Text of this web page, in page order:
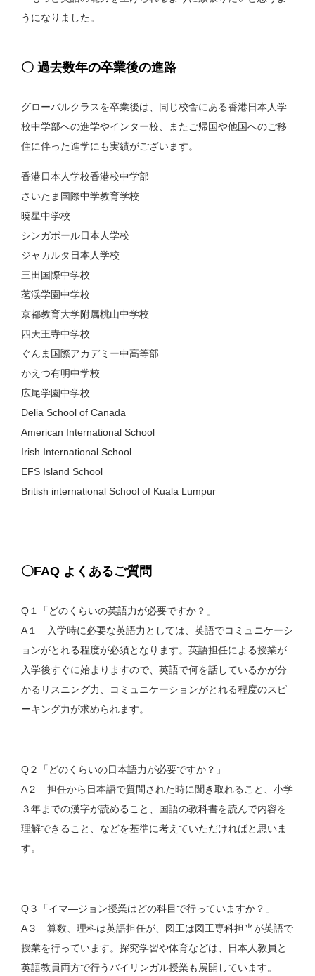
うになりました。
〇 過去数年の卒業後の進路
グローバルクラスを卒業後は、同じ校舎にある香港日本人学
校中学部への進学やインター校、またご帰国や他国へのご移
住に伴った進学にも実績がございます。
香港日本人学校香港校中学部
さいたま国際中学教育学校
暁星中学校
シンガポール日本人学校
ジャカルタ日本人学校
三田国際中学校
茗渓学園中学校
京都教育大学附属桃山中学校
四天王寺中学校
ぐんま国際アカデミー中高等部
かえつ有明中学校
広尾学園中学校
Delia School of Canada
American International School
Irish International School
EFS Island School
British international School of Kuala Lumpur
〇FAQ よくあるご質問
Q１「どのくらいの英語力が必要ですか？」
A１ 入学時に必要な英語力としては、英語でコミュニケーシ
ョンがとれる程度が必須となります。英語担任による授業が
入学後すぐに始まりますので、英語で何を話しているかが分
かるリスニング力、コミュニケーションがとれる程度のスピ
ーキング力が求められます。
Q２「どのくらいの日本語力が必要ですか？」
A２ 担任から日本語で質問された時に聞き取れること、小学
３年までの漢字が読めること、国語の教科書を読んで内容を
理解できること、などを基準に考えていただければと思いま
す。
Q３「イマ―ジョン授業はどの科目で行っていますか？」
A３ 算数、理科は英語担任が、図工は図工専科担当が英語で
授業を行っています。探究学習や体育などは、日本人教員と
英語教員両方で行うバイリンガル授業も展開しています。